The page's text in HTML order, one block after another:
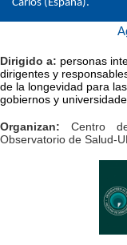
Carlos (España).
Dirigido a: personas
dirigentes y
de la longevidad para
gobiernos y
Organizan: Centro
Observatorio de Salud-